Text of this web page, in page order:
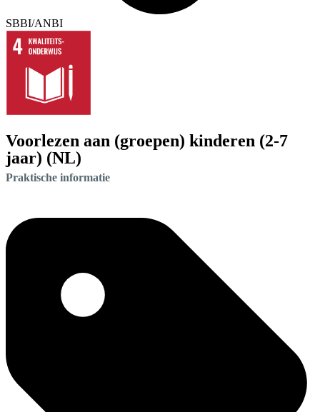
SBBI/ANBI
Voorlezen aan (groepen) kinderen (2-7
jaar) (NL)
Praktische informatie